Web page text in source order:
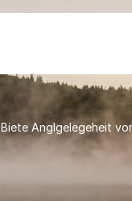
Biete Anglgelegeheit